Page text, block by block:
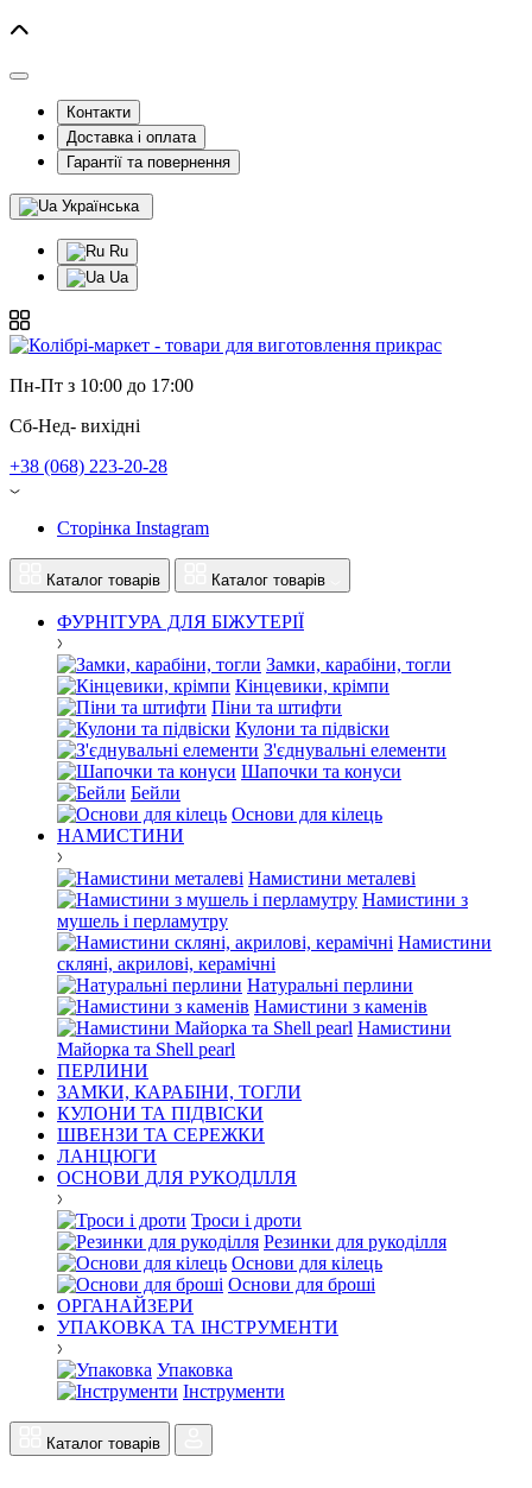
Контакти
Доставка і оплата
Гарантії та повернення
Українська
Ru
Ua
Пн-Пт з 10:00 до 17:00
Сб-Нед- вихідні
+38 (068) 223-20-28
Сторінка Instagram
Каталог товарів Каталог товарів
ФУРНІТУРА ДЛЯ БІЖУТЕРІЇ
Замки, карабіни, тогли
Кінцевики, крімпи
Піни та штифти
Кулони та підвіски
З'єднувальні елементи
Шапочки та конуси
Бейли
Основи для кілець
НАМИСТИНИ
Намистини металеві
Намистини з
мушель і перламутру
Намистини
скляні, акрилові, керамічні
Натуральні перлини
Намистини з каменів
Намистини
Майорка та Shell pearl
ПЕРЛИНИ
ЗАМКИ, КАРАБІНИ, ТОГЛИ
КУЛОНИ ТА ПІДВІСКИ
ШВЕНЗИ ТА СЕРЕЖКИ
ЛАНЦЮГИ
ОСНОВИ ДЛЯ РУКОДІЛЛЯ
Троси і дроти
Резинки для рукоділля
Основи для кілець
Основи для броші
ОРГАНАЙЗЕРИ
УПАКОВКА ТА ІНСТРУМЕНТИ
Упаковка
Інструменти
Каталог товарів